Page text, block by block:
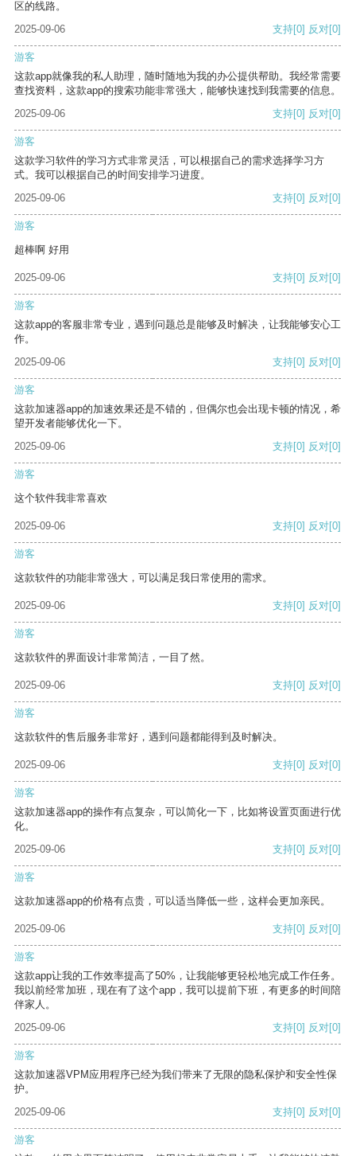
区的线路。
2025-09-06
支持[0] 反对[0]
游客
这款app就像我的私人助理，随时随地为我的办公提供帮助。我经常需要
查找资料，这款app的搜索功能非常强大，能够快速找到我需要的信息。
2025-09-06
支持[0] 反对[0]
游客
这款学习软件的学习方式非常灵活，可以根据自己的需求选择学习方
式。我可以根据自己的时间安排学习进度。
2025-09-06
支持[0] 反对[0]
游客
超棒啊 好用
2025-09-06 支持[0] 反对[0]
游客
这款app的客服非常专业，遇到问题总是能够及时解决，让我能够安心工
作。
2025-09-06
支持[0] 反对[0]
游客
这款加速器app的加速效果还是不错的，但偶尔也会出现卡顿的情况，希
望开发者能够优化一下。
2025-09-06
支持[0] 反对[0]
游客
这个软件我非常喜欢
2025-09-06 支持[0] 反对[0]
游客
这款软件的功能非常强大，可以满足我日常使用的需求。
2025-09-06 支持[0] 反对[0]
游客
这款软件的界面设计非常简洁，一目了然。
2025-09-06 支持[0] 反对[0]
游客
这款软件的售后服务非常好，遇到问题都能得到及时解决。
2025-09-06 支持[0] 反对[0]
游客
这款加速器app的操作有点复杂，可以简化一下，比如将设置页面进行优
化。
2025-09-06
支持[0] 反对[0]
游客
这款加速器app的价格有点贵，可以适当降低一些，这样会更加亲民。
2025-09-06 支持[0] 反对[0]
游客
这款app让我的工作效率提高了50%，让我能够更轻松地完成工作任务。
我以前经常加班，现在有了这个app，我可以提前下班，有更多的时间陪
伴家人。
2025-09-06
支持[0] 反对[0]
游客
这款加速器VPM应用程序已经为我们带来了无限的隐私保护和安全性保
护。
2025-09-06
支持[0] 反对[0]
游客